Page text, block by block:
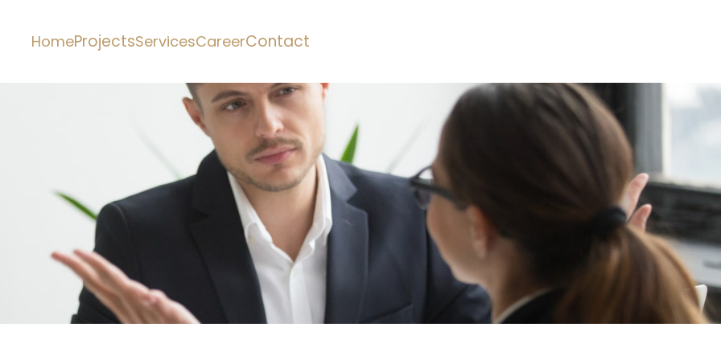
HomeProjectsServicesCareerContact